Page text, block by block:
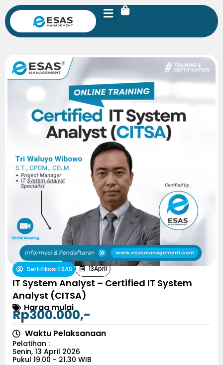
Sertifikasi ESAS 13April
IT System Analyst – Certified IT System
Analyst (CITSA)
Harga mulai
Rp300.000,-
Waktu Pelaksanaan
Pelatihan :
Senin, 13 April 2026
Pukul 19.00 - 21.30 WIB